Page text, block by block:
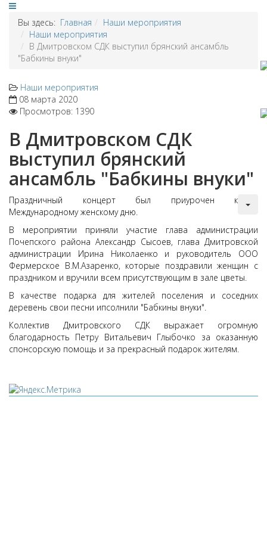
Вы здесь: Главная
Наши мероприятия
Наши мероприятия
В Дмитровском СДК выступил брянский ансамбль
"Бабкины внуки"
Наши мероприятия
08 марта 2020
Просмотров: 1390
В Дмитровском СДК
выступил брянский
ансамбль "Бабкины внуки"
Праздничный концерт был приурочен к
Международному женскому дню.
В мероприятии приняли участие глава администрации
Почепского района Александр Сысоев, глава Дмитровской
администрации Ирина Николаенко и руководитель ООО
Фермерское В.М.Азаренко, которые поздравили женщин с
праздником и вручили всем присутствующим в зале цветы.
В качестве подарка для жителей поселения и соседних
деревень свои песни ипсолнили "Бабкины внуки".
Коллектив Дмитровского СДК выражает огромную
благодарность Петру Витальевич Глыбочко за оказанную
спонсорскую помощь и за прекрасный подарок жителям.